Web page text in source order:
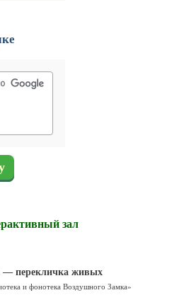
и фонотека Воздушного Замка»
зал
— перекличка живых